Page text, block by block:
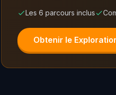
Les 6 parcours inclus
Obtenir le